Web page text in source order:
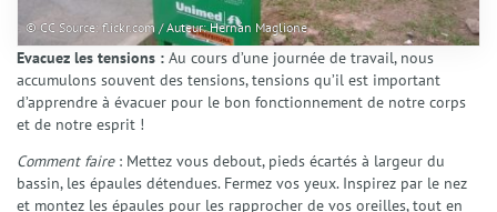
© CC Source: flickr.com / Auteur: Hernán Maglione
Evacuez les tensions : Au cours d’une journée de travail, nous
accumulons souvent des tensions, tensions qu’il est important
d’apprendre à évacuer pour le bon fonctionnement de notre corps
et de notre esprit !
Comment faire : Mettez vous debout, pieds écartés à largeur du
bassin, les épaules détendues. Fermez vos yeux. Inspirez par le nez
et montez les épaules pour les rapprocher de vos oreilles, tout en